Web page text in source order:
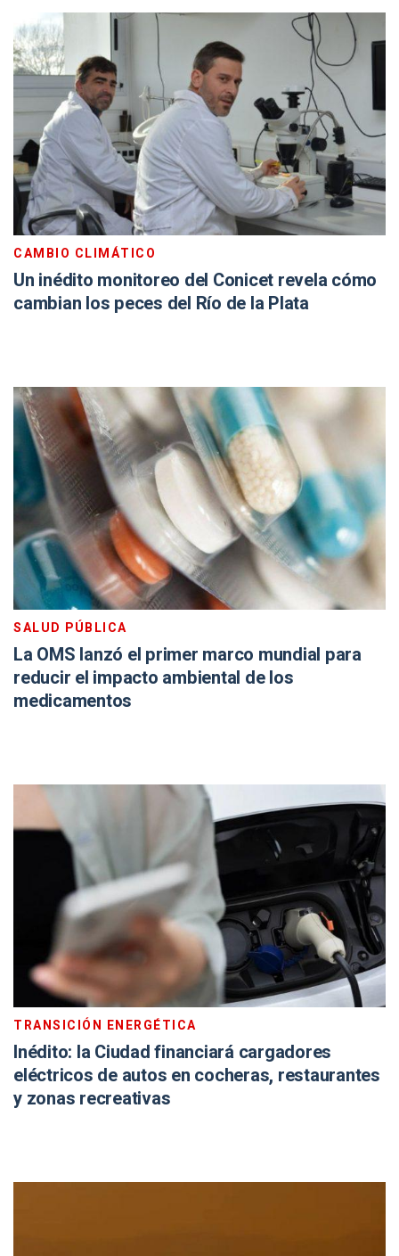
CAMBIO CLIMÁTICO
Un inédito monitoreo del Conicet revela cómo
cambian los peces del Río de la Plata
SALUD PÚBLICA
La OMS lanzó el primer marco mundial para
reducir el impacto ambiental de los
medicamentos
TRANSICIÓN ENERGÉTICA
Inédito: la Ciudad financiará cargadores
eléctricos de autos en cocheras, restaurantes
y zonas recreativas